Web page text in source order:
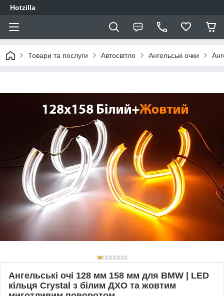
Hotzilla
Товари та послуги Автосвітло Ангельські очки
Ангельські очі 128 мм 158 мм для BMW | LED
кільця Crystal з білим ДХО та жовтим